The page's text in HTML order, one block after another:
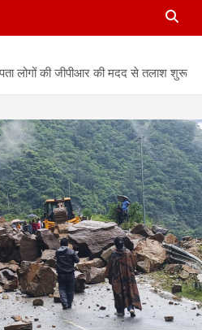
लोगों की जीपीआर की मदद से तलाश शुरू